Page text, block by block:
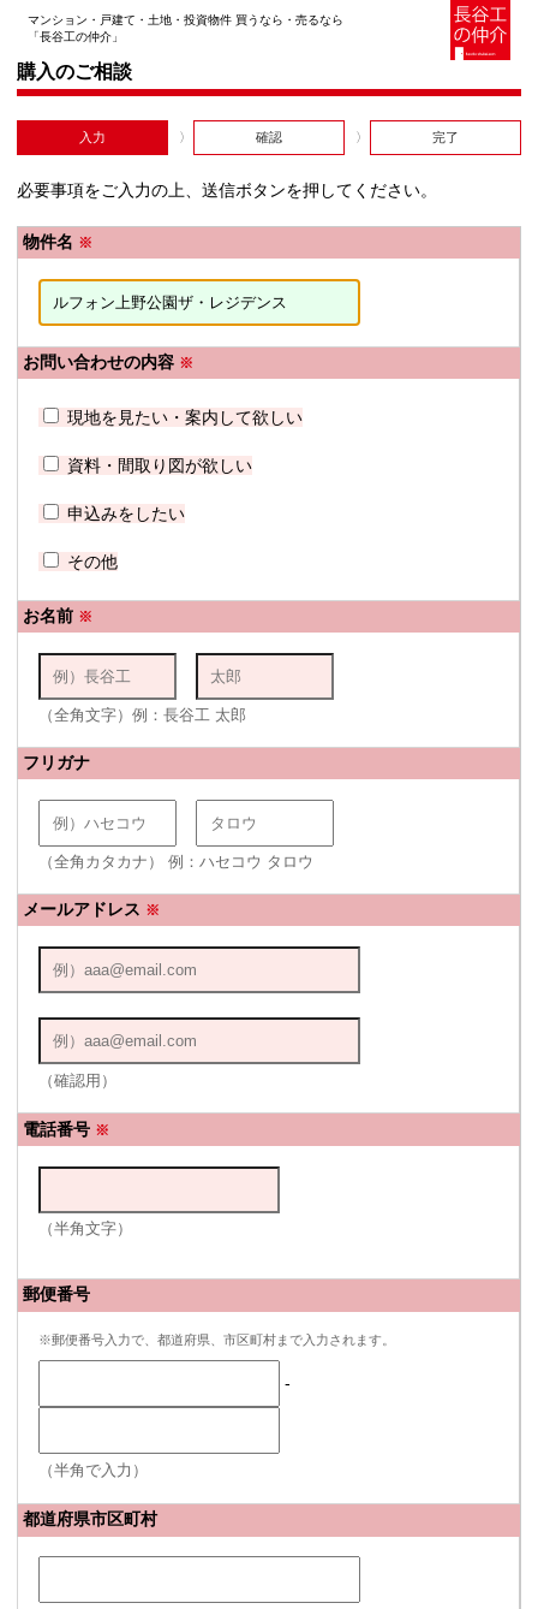
マンション・戸建て・土地・投資物件 買うなら・売るなら
「長谷工の仲介」
購入のご相談
入力 確認 完了
必要事項をご入力の上、送信ボタンを押してください。
物件名 ※
お問い合わせの内容 ※
現地を見たい・案内して欲しい
資料・間取り図が欲しい
申込みをしたい
その他
お名前 ※
（全角文字）例：長谷工 太郎
フリガナ
（全角カタカナ） 例：ハセコウ タロウ
メールアドレス ※
（確認用）
電話番号 ※
（半角文字）
郵便番号
※郵便番号入力で、都道府県、市区町村まで入力されます。
-
（半角で入力）
都道府県市区町村